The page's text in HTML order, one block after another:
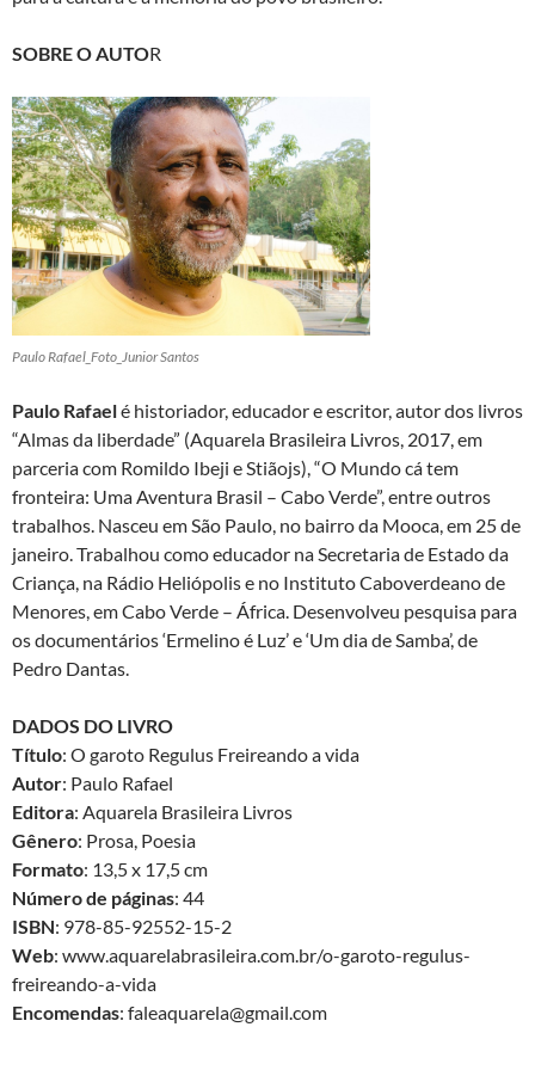
SOBRE O AUTOR
Paulo Rafael_Foto_Junior Santos
Paulo Rafaelé historiador, educador e escritor, autor dos livros
“Almas da liberdade” (Aquarela Brasileira Livros, 2017, em
parceria com Romildo Ibeji e Stiãojs), “O Mundo cá tem
fronteira: Uma Aventura Brasil – Cabo Verde”, entre outros
trabalhos. Nasceu em São Paulo, no bairro da Mooca, em 25 de
janeiro. Trabalhou como educador na Secretaria de Estado da
Criança, na Rádio Heliópolis e no Instituto Caboverdeano de
Menores, em Cabo Verde – África. Desenvolveu pesquisa para
os documentários ‘Ermelino é Luz’ e ‘Um dia de Samba’, de
Pedro Dantas.
DADOS DO LIVRO
Título: O garoto Regulus Freireando a vida
Autor: Paulo Rafael
Editora: Aquarela Brasileira Livros
Gênero: Prosa, Poesia
Formato: 13,5 x 17,5 cm
Número de páginas: 44
ISBN: 978-85-92552-15-2
Web: www.aquarelabrasileira.com.br/o-garoto-regulus-
freireando-a-vida
Encomendas: faleaquarela@gmail.com